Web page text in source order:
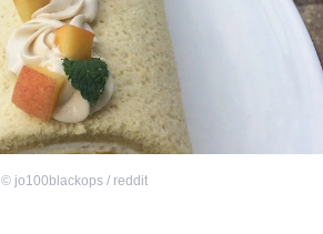
© jo100blackops / reddit